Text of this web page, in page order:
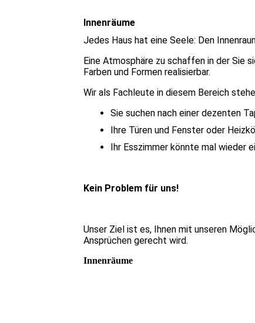
Innenräume
Jedes Haus hat eine Seele: Den
Eine Atmosphäre zu schaffen in der Sie
Farben und Formen realisierbar.
Wir als Fachleute in diesem Bereich
Sie suchen nach einer dezenten
Ihre Türen und Fenster oder
Ihr Esszimmer könnte mal wieder
Kein Problem für uns!
Unser Ziel ist es, Ihnen mit unseren
Ansprüchen gerecht wird.
Innenräume